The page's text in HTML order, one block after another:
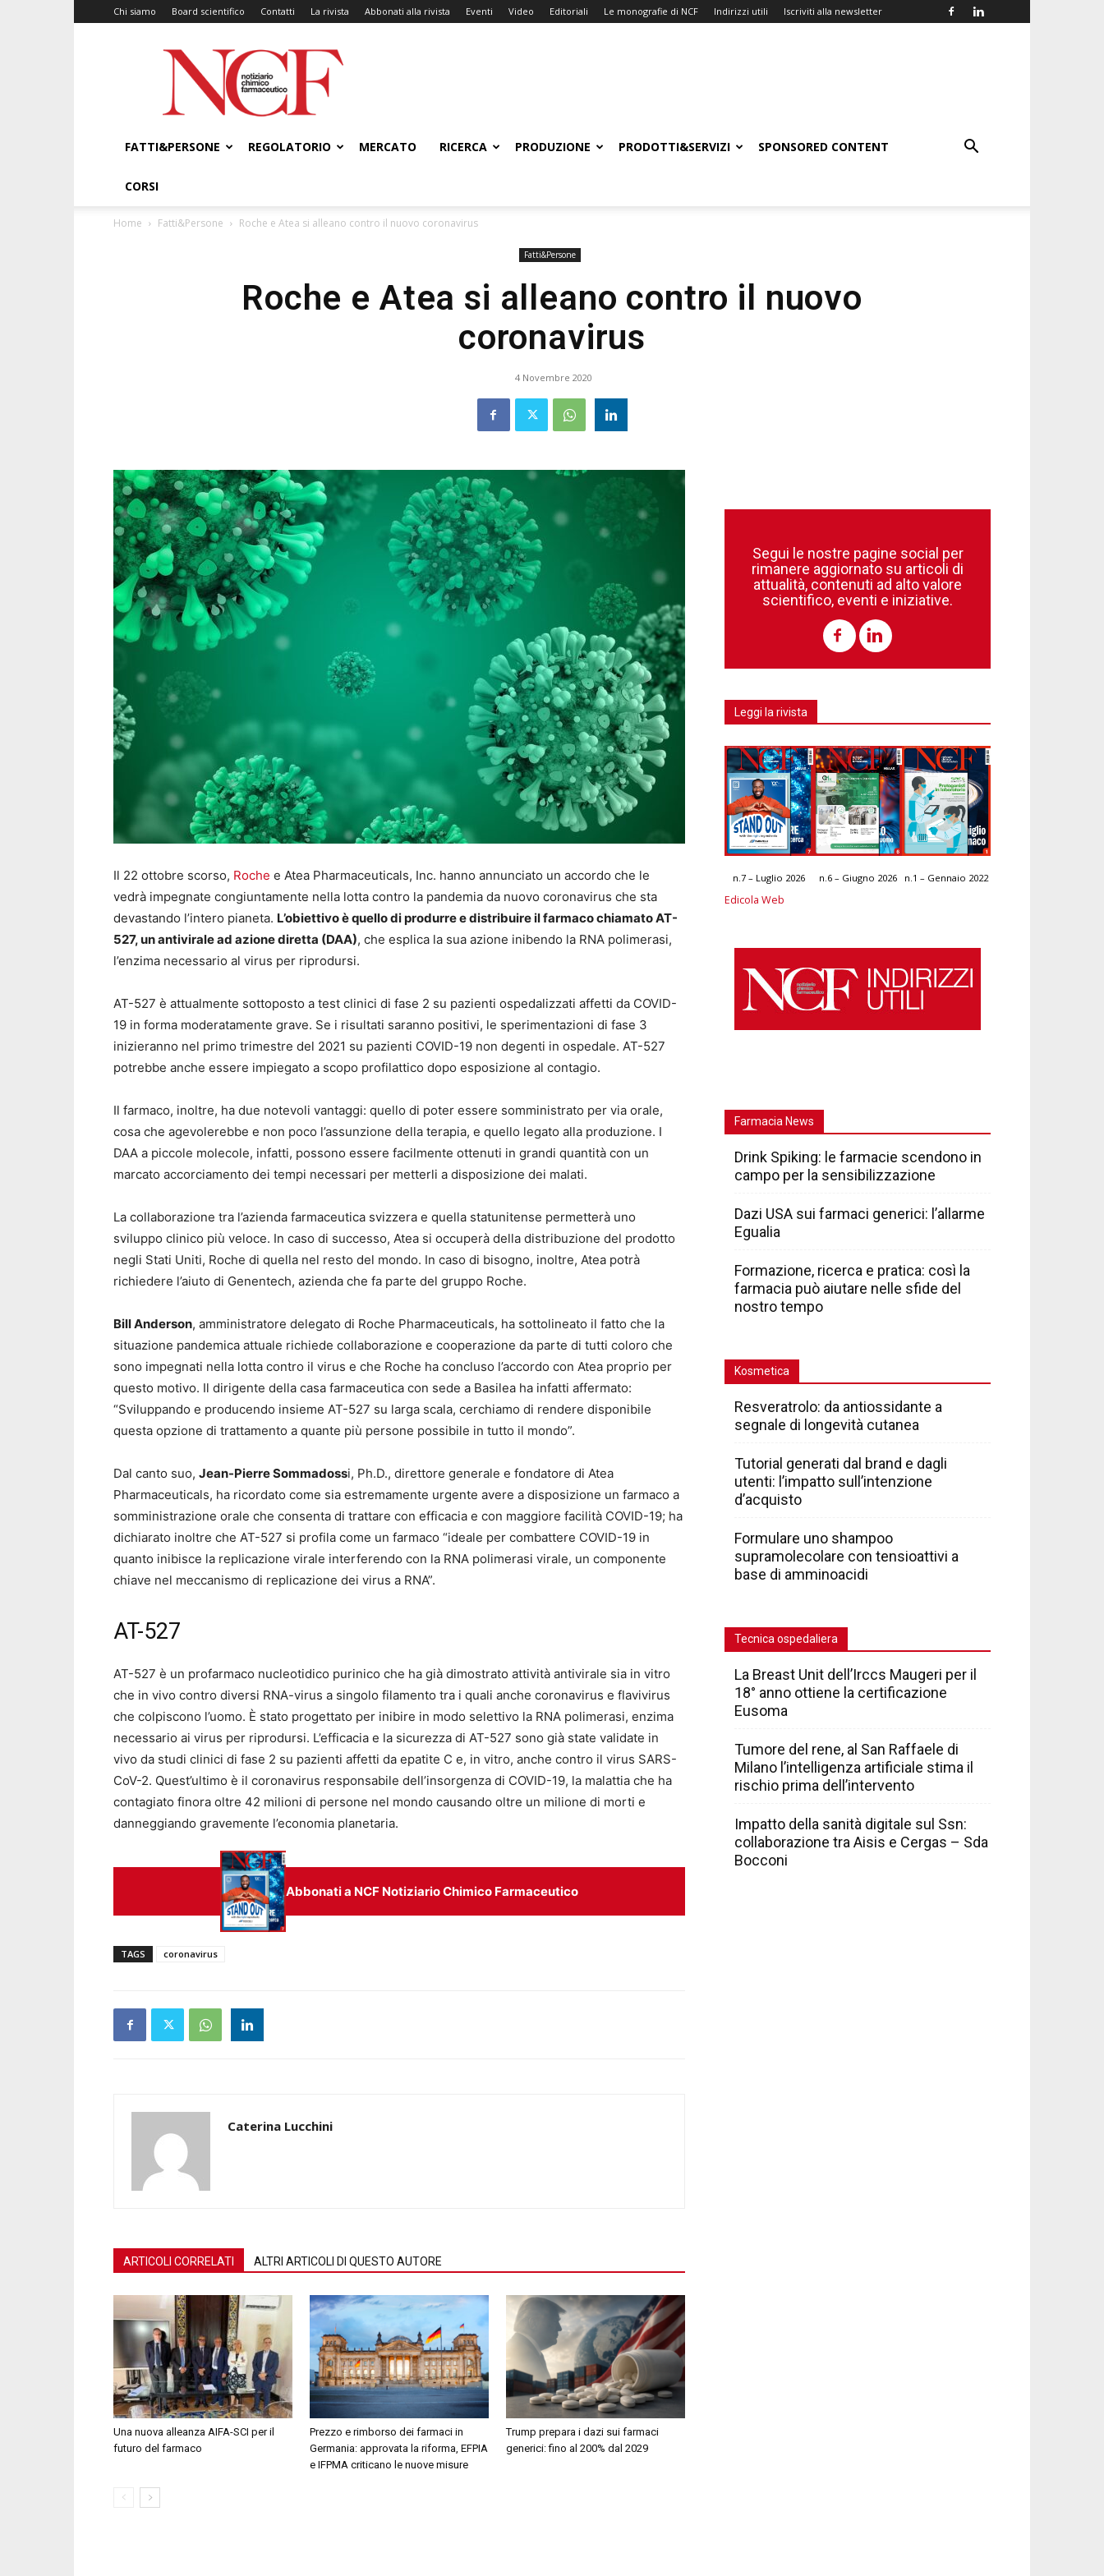
Chi siamo Board scientifico Contatti La rivista Abbonati alla rivista Eventi Video Editoriali Le monografie di NCF Indirizzi utili Iscriviti alla newsletter
NCF
–
Notiziario
Chimico
FATTI&PERSONE
REGOLATORIO MERCATO RICERCA PRODUZIONE PRODOTTI&SERVIZI SPONSORED CONTENT
CORSI
Home Fatti&Persone Roche e Atea si alleano contro il nuovo coronavirus
Fatti&Persone
Roche e Atea si alleano contro il nuovo
coronavirus
4 Novembre 2020
Il 22 ottobre scorso, Roche e Atea Pharmaceuticals, Inc. hanno annunciato un accordo che le
vedrà impegnate congiuntamente nella lotta contro la pandemia da nuovo coronavirus che sta
devastando l’intero pianeta. L’obiettivo è quello di produrre e distribuire il farmaco chiamato AT-
527, un antivirale ad azione diretta (DAA), che esplica la sua azione inibendo la RNA polimerasi,
l’enzima necessario al virus per riprodursi.
AT-527 è attualmente sottoposto a test clinici di fase 2 su pazienti ospedalizzati affetti da COVID-
19 in forma moderatamente grave. Se i risultati saranno positivi, le sperimentazioni di fase 3
inizieranno nel primo trimestre del 2021 su pazienti COVID-19 non degenti in ospedale. AT-527
potrebbe anche essere impiegato a scopo profilattico dopo esposizione al contagio.
Il farmaco, inoltre, ha due notevoli vantaggi: quello di poter essere somministrato per via orale,
cosa che agevolerebbe e non poco l’assunzione della terapia, e quello legato alla produzione. I
DAA a piccole molecole, infatti, possono essere facilmente ottenuti in grandi quantità con un
marcato accorciamento dei tempi necessari per metterli a disposizione dei malati.
La collaborazione tra l’azienda farmaceutica svizzera e quella statunitense permetterà uno
sviluppo clinico più veloce. In caso di successo, Atea si occuperà della distribuzione del prodotto
negli Stati Uniti, Roche di quella nel resto del mondo. In caso di bisogno, inoltre, Atea potrà
richiedere l’aiuto di Genentech, azienda che fa parte del gruppo Roche.
Bill Anderson, amministratore delegato di Roche Pharmaceuticals, ha sottolineato il fatto che la
situazione pandemica attuale richiede collaborazione e cooperazione da parte di tutti coloro che
sono impegnati nella lotta contro il virus e che Roche ha concluso l’accordo con Atea proprio per
questo motivo. Il dirigente della casa farmaceutica con sede a Basilea ha infatti affermato:
“Sviluppando e producendo insieme AT-527 su larga scala, cerchiamo di rendere disponibile
questa opzione di trattamento a quante più persone possibile in tutto il mondo”.
Dal canto suo, Jean-Pierre Sommadossi, Ph.D., direttore generale e fondatore di Atea
Pharmaceuticals, ha ricordato come sia estremamente urgente avere a disposizione un farmaco a
somministrazione orale che consenta di trattare con efficacia e con maggiore facilità COVID-19; ha
dichiarato inoltre che AT-527 si profila come un farmaco “ideale per combattere COVID-19 in
quanto inibisce la replicazione virale interferendo con la RNA polimerasi virale, un componente
chiave nel meccanismo di replicazione dei virus a RNA”.
AT-527
AT-527 è un profarmaco nucleotidico purinico che ha già dimostrato attività antivirale sia in vitro
che in vivo contro diversi RNA-virus a singolo filamento tra i quali anche coronavirus e flavivirus
che colpiscono l’uomo. È stato progettato per inibire in modo selettivo la RNA polimerasi, enzima
necessario ai virus per riprodursi. L’efficacia e la sicurezza di AT-527 sono già state validate in
vivo da studi clinici di fase 2 su pazienti affetti da epatite C e, in vitro, anche contro il virus SARS-
CoV-2. Quest’ultimo è il coronavirus responsabile dell’insorgenza di COVID-19, la malattia che ha
contagiato finora oltre 42 milioni di persone nel mondo causando oltre un milione di morti e
danneggiando gravemente l’economia planetaria.
Abbonati a NCF Notiziario Chimico Farmaceutico
TAGS coronavirus
Caterina Lucchini
ARTICOLI CORRELATI ALTRI ARTICOLI DI QUESTO AUTORE
Una nuova alleanza AIFA-SCI per il
futuro del farmaco
Prezzo e rimborso dei farmaci in
Germania: approvata la riforma, EFPIA
e IFPMA criticano le nuove misure
Trump prepara i dazi sui farmaci
generici: fino al 200% dal 2029
Segui le nostre pagine social per
rimanere aggiornato su articoli di
attualità, contenuti ad alto valore
scientifico, eventi e iniziative.
Leggi la rivista
n.7 – Luglio 2026 n.6 – Giugno 2026 n.1 – Gennaio 2022
Edicola Web
Farmacia News
Drink Spiking: le farmacie scendono in
campo per la sensibilizzazione
Dazi USA sui farmaci generici: l’allarme
Egualia
Formazione, ricerca e pratica: così la
farmacia può aiutare nelle sfide del
nostro tempo
Kosmetica
Resveratrolo: da antiossidante a
segnale di longevità cutanea
Tutorial generati dal brand e dagli
utenti: l’impatto sull’intenzione
d’acquisto
Formulare uno shampoo
supramolecolare con tensioattivi a
base di amminoacidi
Tecnica ospedaliera
La Breast Unit dell’Irccs Maugeri per il
18° anno ottiene la certificazione
Eusoma
Tumore del rene, al San Raffaele di
Milano l’intelligenza artificiale stima il
rischio prima dell’intervento
Impatto della sanità digitale sul Ssn:
collaborazione tra Aisis e Cergas – Sda
Bocconi